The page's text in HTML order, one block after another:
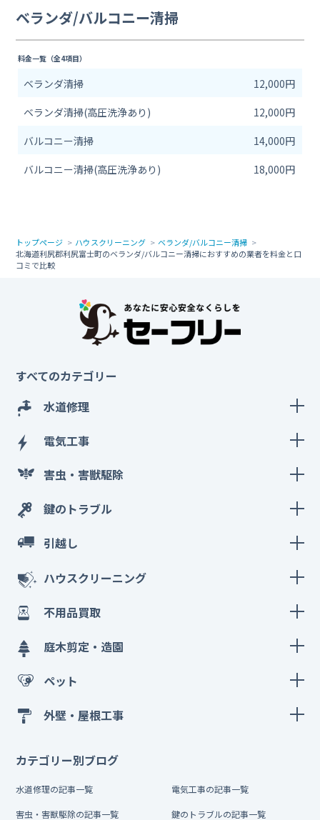
ベランダ/バルコニー清掃
料金一覧（全4項目）
ベランダ清掃
12,000円
ベランダ清掃(高圧洗浄あり)
12,000円
バルコニー清掃
14,000円
バルコニー清掃(高圧洗浄あり)
18,000円
トップページ ハウスクリーニング
ベランダ/バルコニー清掃
北海道利尻郡利尻富士町のベランダ/バルコニー清掃におすすめの業者を料金と口
コミで比較
すべてのカテゴリー
水道修理
電気工事
害虫・害獣駆除
鍵のトラブル
引越し
ハウスクリーニング
不用品買取
庭木剪定・造園
ペット
外壁・屋根工事
カテゴリー別ブログ
水道修理の記事一覧 電気工事の記事一覧
害虫・害獣駆除の記事一覧 鍵のトラブルの記事一覧